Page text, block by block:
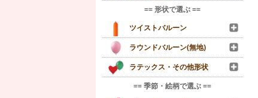
== 形状で選ぶ ==
ツイストバルーン
ラウンドバルーン(無地)
ラテックス・その他形状
== 季節・絵柄で選ぶ ==